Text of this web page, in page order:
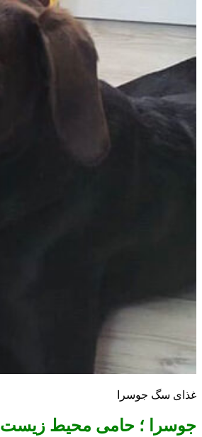
غذای سگ جوسرا
جوسرا ؛ حامی محیط زیست